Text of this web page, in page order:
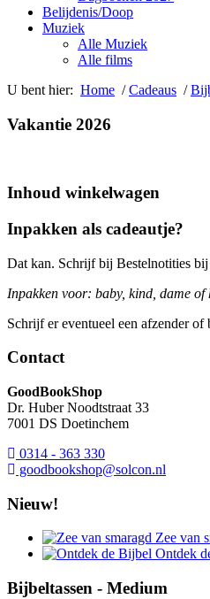
Belijdenis/Doop
Muziek
Alle Muziek
Alle films
U bent hier: Home /Cadeaus /
Vakantie 2026
Inhoud winkelwagen
Inpakken als cadeautje?
Dat kan. Schrijf bij Bestelnotities bij
Inpakken voor: baby, kind, dame of
Schrijf er eventueel een afzender of
Contact
GoodBookShop
Dr. Huber Noodtstraat 33
7001 DS Doetinchem
0314 - 363 330
goodbookshop@solcon.nl
Nieuw!
Zee van
Ontdek
Bijbeltassen - Medium